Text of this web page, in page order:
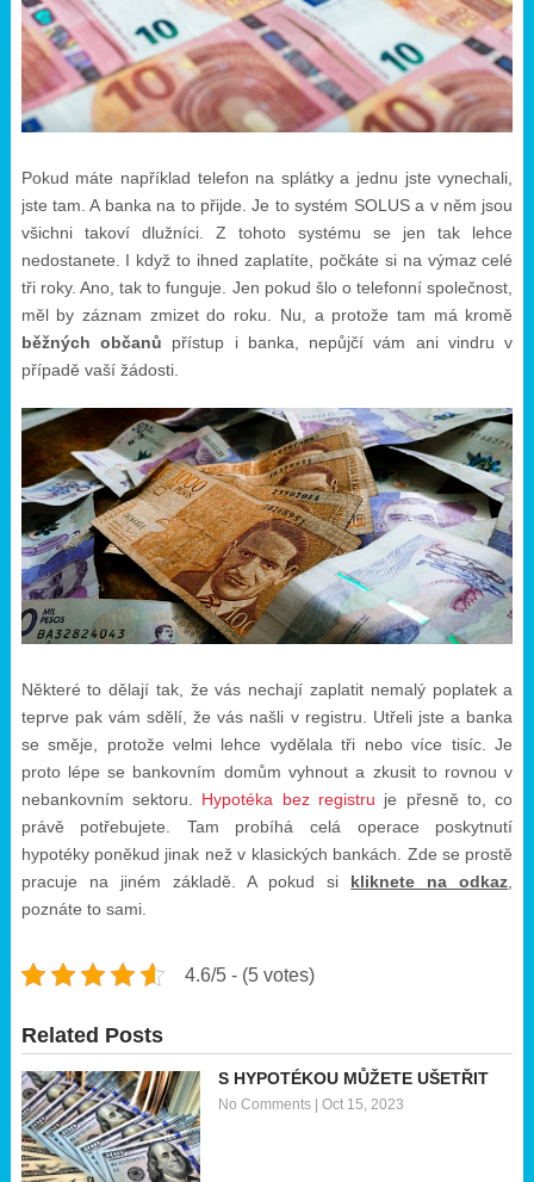
Pokud máte například telefon na splátky a jednu jste vynechali,
jste tam. A banka na to přijde. Je to systém SOLUS a v něm jsou
všichni takoví dlužníci. Z tohoto systému se jen tak lehce
nedostanete. I když to ihned zaplatíte, počkáte si na výmaz celé
tři roky. Ano, tak to funguje. Jen pokud šlo o telefonní společnost,
měl by záznam zmizet do roku. Nu, a protože tam má kromě
běžných občanů přístup i banka, nepůjčí vám ani vindru v
případě vaší žádosti.
Některé to dělají tak, že vás nechají zaplatit nemalý poplatek a
teprve pak vám sdělí, že vás našli v registru. Utřeli jste a banka
se směje, protože velmi lehce vydělala tři nebo více tisíc. Je
proto lépe se bankovním domům vyhnout a zkusit to rovnou v
nebankovním sektoru. Hypotéka bez registru je přesně to, co
právě potřebujete. Tam probíhá celá operace poskytnutí
hypotéky poněkud jinak než v klasických bankách. Zde se prostě
pracuje na jiném základě. A pokud si kliknete na odkaz
poznáte to sami.
4.6/5 - (5 votes)
Related Posts
S HYPOTÉKOU MŮŽETE UŠETŘIT
No Comments| Oct 15, 2023